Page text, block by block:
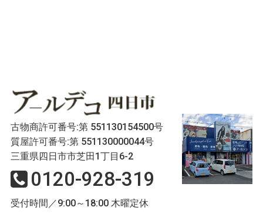
古物商許可番号:第 551130154500号
質屋許可番号:第 551130000044号
三重県四日市市芝田1丁目6-2
0120-928-319
受付時間／9:00～18:00 木曜定休